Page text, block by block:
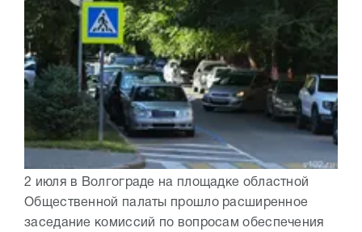
2 июля в Волгограде на площадке областной
Общественной палаты прошло расширенное
заседание комиссий по вопросам обеспечения